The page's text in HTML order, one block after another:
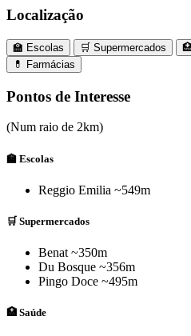
Localização
🏫 Escolas 🛒 Supermercados
💊 Farmácias
🛒
💊
💊
Apartamento-
+
Pontos de Interesse
(Num raio de 2km)
🏫 Escolas
Reggio Emilia ~549m
🛒 Supermercados
Benat ~350m
Du Bosque ~356m
Pingo Doce ~495m
🏥 Saúde